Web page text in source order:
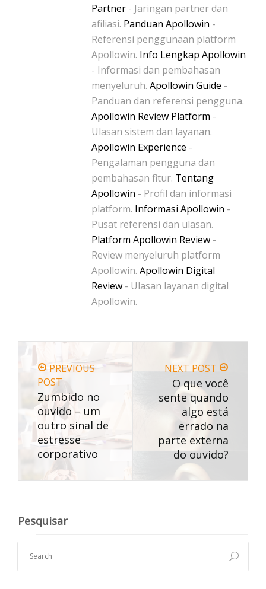
Partner - Jaringan partner dan
afiliasi. Panduan Apollowin -
Referensi penggunaan platform
Apollowin. Info Lengkap Apollowin
- Informasi dan pembahasan
menyeluruh. Apollowin Guide -
Panduan dan referensi pengguna.
Apollowin Review Platform -
Ulasan sistem dan layanan.
Apollowin Experience -
Pengalaman pengguna dan
pembahasan fitur. Tentang
Apollowin - Profil dan informasi
platform. Informasi Apollowin -
Pusat referensi dan ulasan.
Platform Apollowin Review -
Review menyeluruh platform
Apollowin. Apollowin Digital
Review - Ulasan layanan digital
Apollowin.
PREVIOUS
POST
Zumbido no
ouvido – um
outro sinal de
estresse
corporativo
NEXT POST
O que você
sente quando
algo está
errado na
parte externa
do ouvido?
Pesquisar